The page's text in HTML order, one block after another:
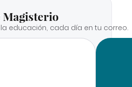
Magisterio
educación, cada día en tu correo.